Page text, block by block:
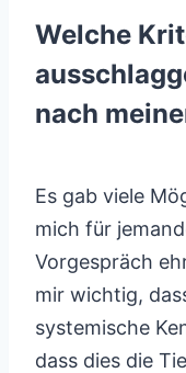
Welche
nach
Es gab viele
mich für
Vorgespräch
mir wichtig,
systemische
dass dies die